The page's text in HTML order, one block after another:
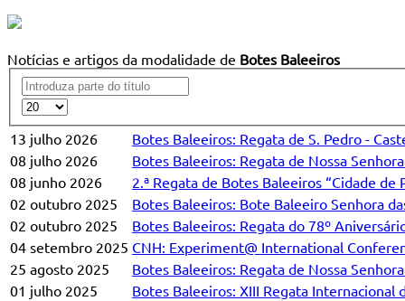
Notícias e artigos da modalidade de Botes Baleeiros
13 julho 2026
Botes Baleeiros: Regata de S. Pedro -
08 julho 2026
Botes Baleeiros: Regata de Nossa
08 junho 2026
2.ª Regata de Botes Baleeiros “Cidade
02 outubro 2025
Botes Baleeiros: Bote Baleeiro Senhora
02 outubro 2025
Botes Baleeiros: Regata do 78º
04 setembro 2025 CNH: Experiment@ International
25 agosto 2025
Botes Baleeiros: Regata de Nossa
01 julho 2025
Botes Baleeiros: XIII Regata Internacional